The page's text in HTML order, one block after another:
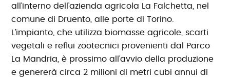
all’interno dell’azienda agricola La Falchetta, nel
comune di Druento, alle porte di Torino.
L’impianto, che utilizza biomasse agricole, scarti
vegetali e reflui zootecnici provenienti dal Parco
La Mandria, è prossimo all’avvio della produzione
e genererà circa 2 milioni di metri cubi annui di